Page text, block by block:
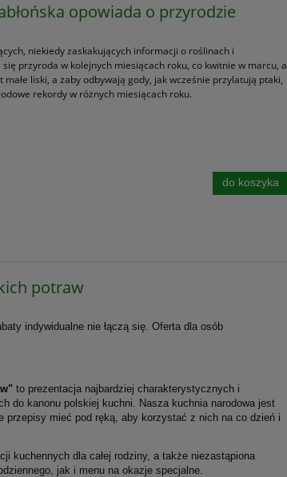
opowiada o przyrodzie
niekiedy zaskakujących informacji o roślinach i
przyroda w kolejnych miesiącach roku, co kwitnie w marcu, a
liski, a żaby odbywają gody, jak wcześnie przylatują ptaki,
rekordy w różnych miesiącach roku.
do koszyka
potraw
indywidualne nie łączą się. Oferta dla osób
to prezentacja najbardziej charakterystycznych i
do kanonu polskiej kuchni. Nasza kuchnia narodowa jest
przepisy mieć pod ręką, aby korzystać z nich na co dzień i
kuchennych dla całej rodziny, a także niezastąpiona
jak i menu na okazje specjalne.